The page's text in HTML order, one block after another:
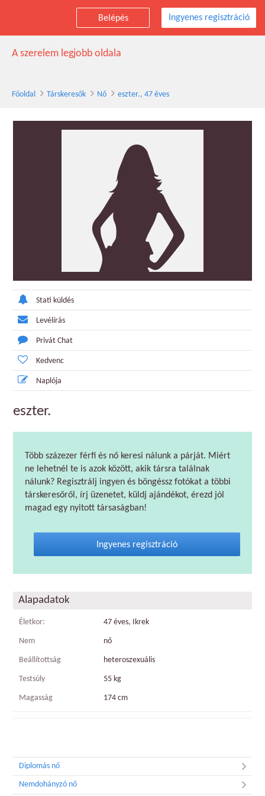
Belépés Ingyenes regisztráció
eszter. társkereső nő, 47 éves
A szerelem legjobb oldala
Főoldal Társkeresők Nő eszter., 47 éves
Stati küldés
Levélírás
Privát Chat
Kedvenc
Naplója
eszter.
Több százezer férfi és nő keresi nálunk a párját. Miért
ne lehetnél te is azok között, akik társra találnak
nálunk? Regisztrálj ingyen és böngéssz fotókat a többi
társkeresőről, írj üzenetet, küldj ajándékot, érezd jól
magad egy nyitott társaságban!
Ingyenes regisztráció
Alapadatok
Életkor: 47 éves, Ikrek
Nem nő
Beállítottság heteroszexuális
Testsúly 55 kg
Magasság 174 cm
Diplomás nő
Nemdohányzó nő